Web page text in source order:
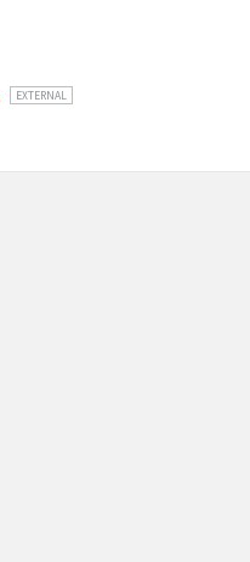
EXTERNAL